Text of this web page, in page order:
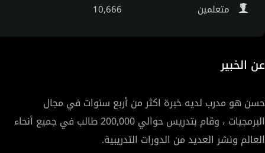
متعلمين 10,666
عن الخبير
حسن هو مدرب لديه خبرة اكثر من أربع سنوات في مجال
البرمجيات ، وقام بتدريس حوالي 200,000 طالب في جميع أنحاء
العالم ونشر العديد من الدورات التدريبية.